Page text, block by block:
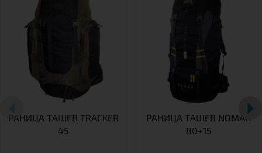
РАНИЦА TАШЕВ TRACKER
45
РАНИЦА ТАШЕВ NOMAD
80+15